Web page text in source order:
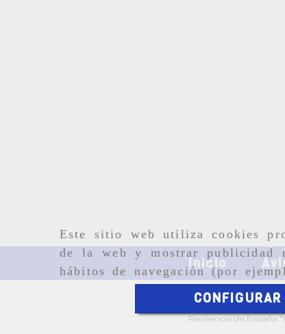
Este sitio web utiliza cookies
de la web y mostrar publicidad
hábitos de navegación (por
CONFIGURAR
Inicio